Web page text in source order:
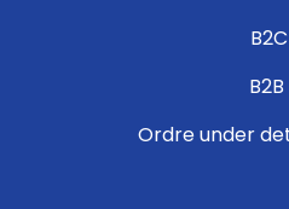
Ordre under